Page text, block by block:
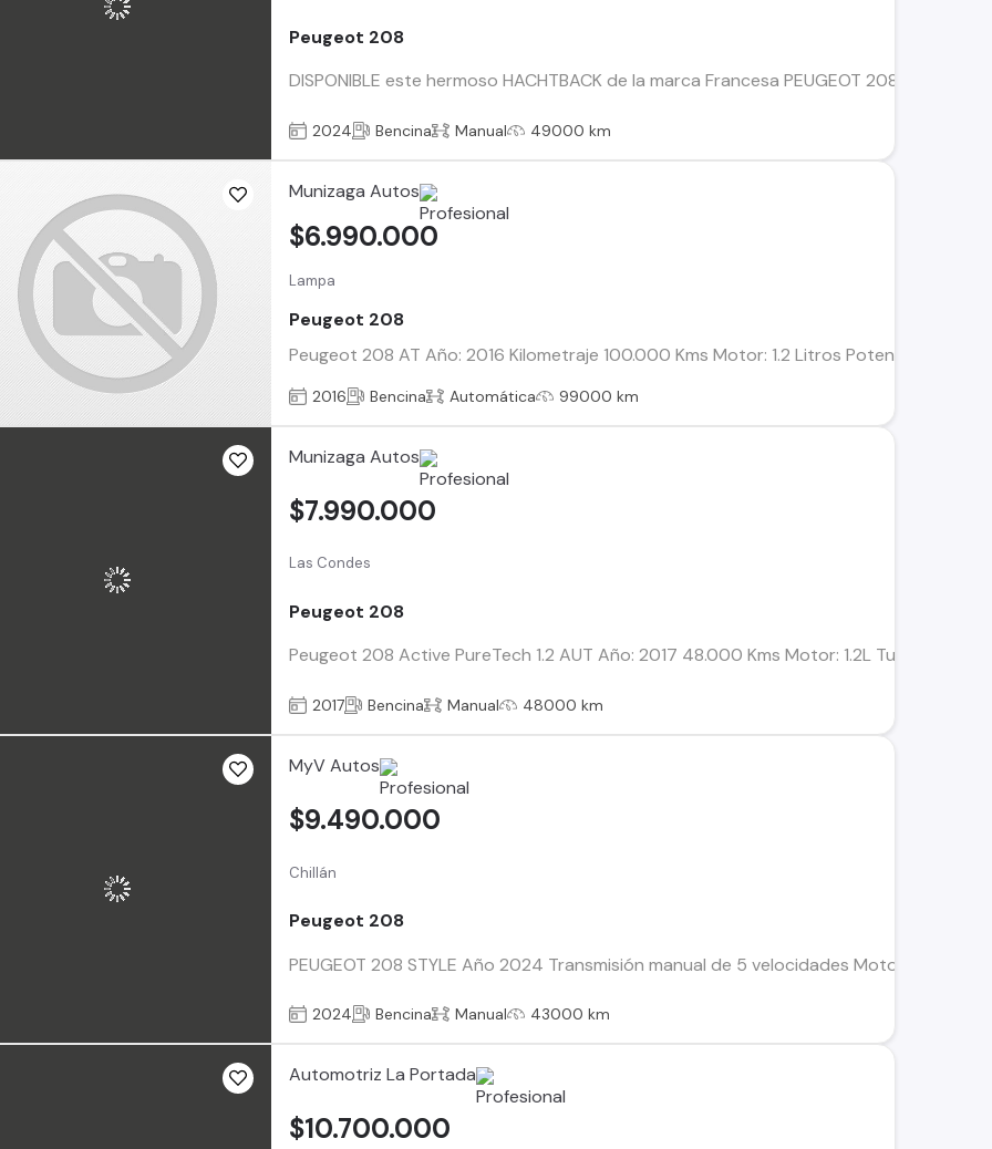
Peugeot 208
DISPONIBLE este hermoso HACHTBACK de la marca Francesa PEUGEOT 208 1.2
2024 Bencina Manual 49000 km
Munizaga Autos
Lampa
Peugeot 208
Peugeot 208 AT Año: 2016 Kilometraje 100.000 Kms Motor: 1.2 Litros Potencia: 82 HP
$6.990.000
2016 Bencina Automática 99000 km
Munizaga Autos
Las Condes
Peugeot 208
Peugeot 208 Active PureTech 1.2 AUT Año: 2017 48.000 Kms Motor: 1.2L Turbo
$7.990.000
2017 Bencina Manual 48000 km
MyV Autos
Chillán
Peugeot 208
PEUGEOT 208 STYLE Año 2024 Transmisión manual de 5 velocidades Motor 1.200
$9.490.000
2024 Bencina Manual 43000 km
Automotriz La Portada
$10.700.000